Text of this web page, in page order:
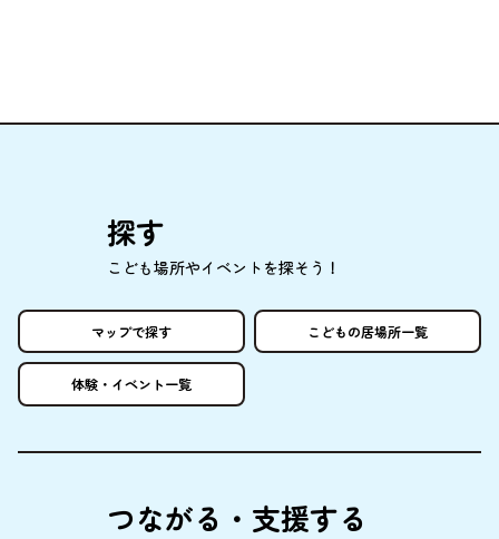
探す
こども場所やイベントを探そう！
マップで探す こどもの居場所一覧
体験 ・イベント一覧
つながる・ 支援する